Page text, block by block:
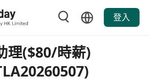
登入
理($80/時薪)